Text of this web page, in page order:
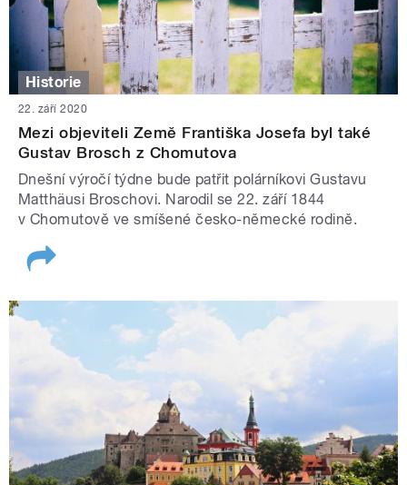
Historie
22. září 2020
Mezi objeviteli Země Františka Josefa byl také
Gustav Brosch z Chomutova
Dnešní výročí týdne bude patřit polárníkovi Gustavu
Matthäusi Broschovi. Narodil se 22. září 1844
v Chomutově ve smíšené česko-německé rodině.